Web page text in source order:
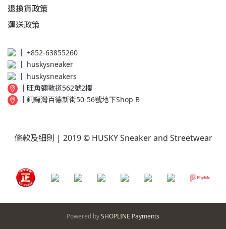
退換貨政策​
運送政策​
│ +852-63855260
huskysneaker
│ huskysneakers
│ 旺角彌敦道562號2樓
│ 銅鑼灣百德新街50-56號地下Shop B
條款及細則 | 2019 © HUSKY Sneaker and Streetwear
Powered bySHOPLINE Payments